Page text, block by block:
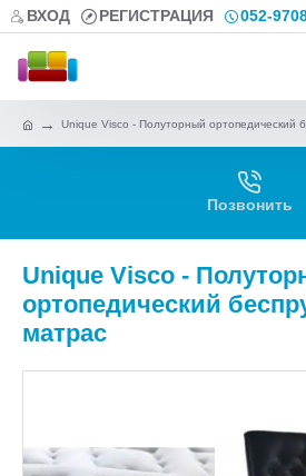
ВХОД РЕГИСТРАЦИЯ 052-
Unique Visco - Полуторный ортопедический
Позвонить
Unique Visco -
ортопедический
матрас